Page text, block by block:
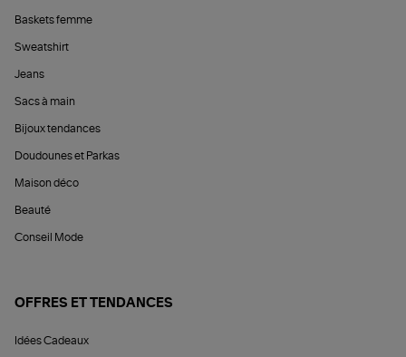
Baskets femme
Sweatshirt
Jeans
Sacs à main
Bijoux tendances
Doudounes et Parkas
Maison déco
Beauté
Conseil Mode
OFFRES ET TENDANCES
Idées Cadeaux